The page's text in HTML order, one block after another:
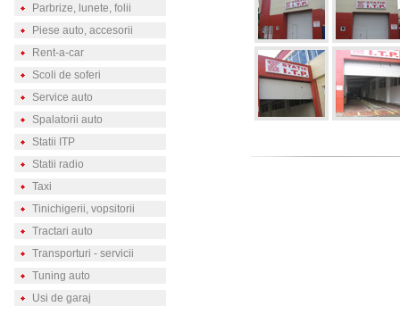
Parbrize, lunete, folii
Piese auto, accesorii
Rent-a-car
Scoli de soferi
Service auto
Spalatorii auto
Statii ITP
Statii radio
Taxi
Tinichigerii, vopsitorii
Tractari auto
Transporturi - servicii
Tuning auto
Usi de garaj